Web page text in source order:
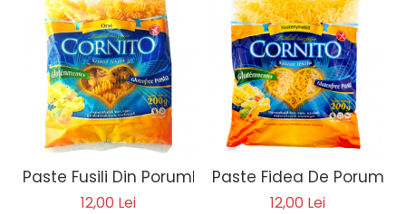
Paste Fusili Din Porumb 200g
12,00 Lei
Paste Fidea De Porumb
12,00 Lei